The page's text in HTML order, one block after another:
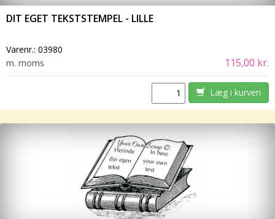
DIT EGET TEKSTSTEMPEL - LILLE
Varenr.: 03980
m. moms
115,00 kr.
Læg i kurven